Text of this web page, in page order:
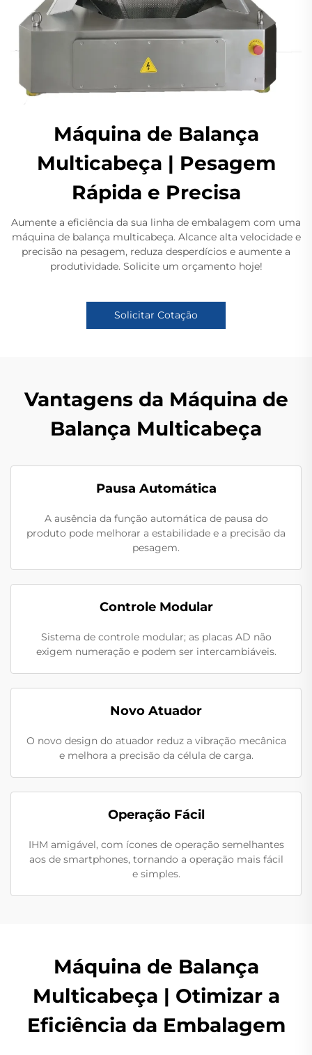
Máquina de Balança
Multicabeça | Pesagem
Rápida e Precisa
Aumente a eficiência da sua linha de embalagem com uma
máquina de balança multicabeça. Alcance alta velocidade e
precisão na pesagem, reduza desperdícios e aumente a
produtividade. Solicite um orçamento hoje!
Solicitar Cotação
Vantagens da Máquina de
Balança Multicabeça
Pausa Automática
A ausência da função automática de pausa do
produto pode melhorar a estabilidade e a precisão da
pesagem.
Controle Modular
Sistema de controle modular; as placas AD não
exigem numeração e podem ser intercambiáveis.
Novo Atuador
O novo design do atuador reduz a vibração mecânica
e melhora a precisão da célula de carga.
Operação Fácil
IHM amigável, com ícones de operação semelhantes
aos de smartphones, tornando a operação mais fácil
e simples.
Máquina de Balança
Multicabeça | Otimizar a
Eficiência da Embalagem